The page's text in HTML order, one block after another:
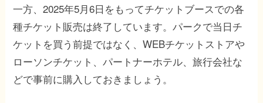
一方、2025年5月6日をもってチケットブースでの各
種チケット販売は終了しています。パークで当日チ
ケットを買う前提ではなく、WEBチケットストアや
ローソンチケット、パートナーホテル、旅行会社な
どで事前に購入しておきましょう。